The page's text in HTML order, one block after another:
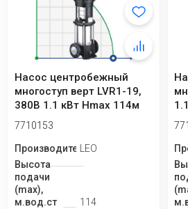
Насос центробежный
многоступ верт LVR1-19,
380В 1.1 кВт Hmax 114м
Qmax 40л/ми...
7710153
ПроизводительLEO
Высота
подачи
(max),
м.вод.ст
114